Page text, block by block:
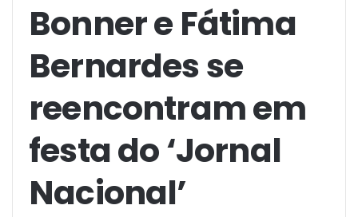
Bonner e Fátima
Bernardes se
reencontram em
festa do ‘Jornal
Nacional’